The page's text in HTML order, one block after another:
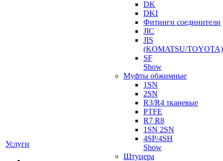
Услуги
DK
DKI
Фитинги соединители
JIC
JIS
(KOMATSU/TOYOTA)
SF
Show
Муфты обжимные
1SN
2SN
R3/R4 тканевые
PTFE
R7 R8
1SN 2SN
4SP/4SH
Show
Штуцера